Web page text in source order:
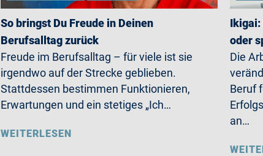
So bringst Du Freude in Deinen
Berufsalltag zurück
Freude im Berufsalltag – für viele ist sie
irgendwo auf der Strecke geblieben.
Stattdessen bestimmen Funktionieren,
Erwartungen und ein stetiges „Ich…
WEITERLESEN
Ikigai:
oder
Die
Beruf
an…